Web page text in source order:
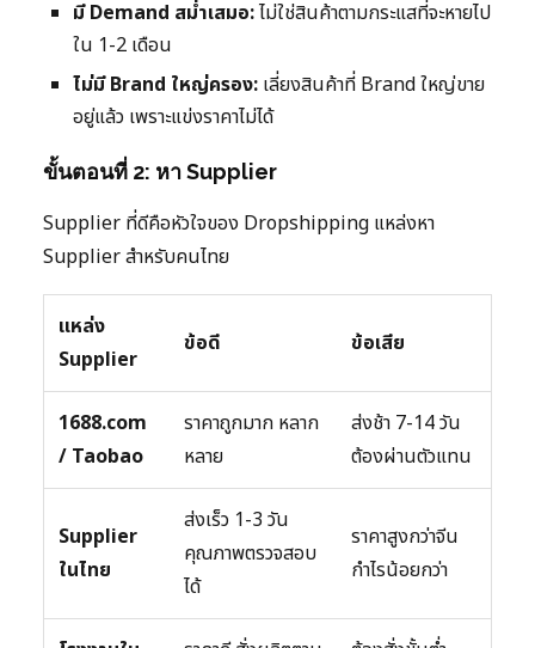
มี Demand สม่ำเสมอ:ไม่ใช่สินค้าตามกระแสที่จะหายไป
ใน 1-2 เดือน
ไม่มี Brand ใหญ่ครอง: เลี่ยงสินค้าที่ Brand ใหญ่ขาย
อยู่แล้ว เพราะแข่งราคาไม่ได้
ขั้นตอนที่ 2: หา Supplier
Supplier ที่ดีคือหัวใจของ Dropshipping แหล่งหา
Supplier สำหรับคนไทย
แหล่ง
Supplier
ข้อดี ข้อเสีย
1688.com
/ Taobao
ราคาถูกมาก หลาก
หลาย
ส่งช้า 7-14 วัน
ต้องผ่านตัวแทน
Supplier
ในไทย
ส่งเร็ว 1-3 วัน
คุณภาพตรวจสอบ
ได้
ราคาสูงกว่าจีน
กำไรน้อยกว่า